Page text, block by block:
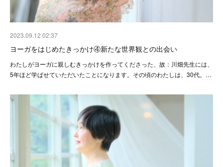
2023.09.12 02:37
ヨーガをはじめたきっかけ④新たな世界観との出会い
わたしがヨーガに親しむきっかけを作ってくださった、故：川畑先生には、
5年ほど学ばせていただいたことになります。その頃のわたしは、30代。…